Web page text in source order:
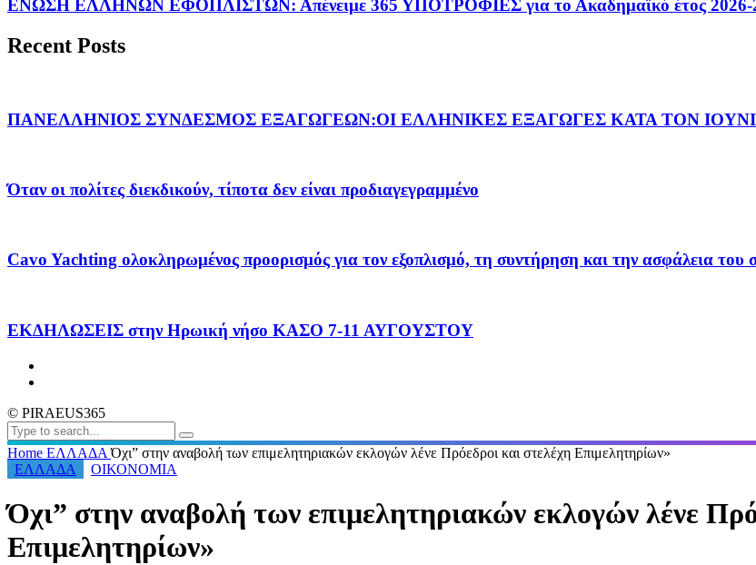
ΕΝΩΣΗ ΕΛΛΗΝΩΝ ΕΦΟΠΛΙΣΤΩΝ: Απένειμε 365 ΥΠΟΤΡΟΦΙΕΣ για το Ακαδημαϊκό έτος 2026-
Recent Posts
ΠΑΝΕΛΛΗΝΙΟΣ ΣΥΝΔΕΣΜΟΣ ΕΞΑΓΩΓΕΩΝ:ΟΙ ΕΛΛΗΝΙΚΕΣ ΕΞΑΓΩΓΕΣ ΚΑΤΑ ΤΟΝ
Όταν οι πολίτες διεκδικούν, τίποτα δεν είναι προδιαγεγραμμένο
Cavo Yachting ολοκληρωμένος προορισμός για τον εξοπλισμό, τη συντήρηση και την ασφάλεια του
ΕΚΔΗΛΩΣΕΙΣ στην Ηρωική νήσο ΚΑΣΟ 7-11 ΑΥΓΟΥΣΤΟΥ
© PIRAEUS365
Home ΕΛΛΑΔΑΌχι” στην αναβολή των επιμελητηριακών εκλογών λένε Πρόεδροι και στελέχη Επιμελητηρίων»
ΕΛΛΑΔΑ
ΟΙΚΟΝΟΜΙΑ
Όχι” στην αναβολή των επιμελητηριακών εκλογών λένε
Επιμελητηρίων»